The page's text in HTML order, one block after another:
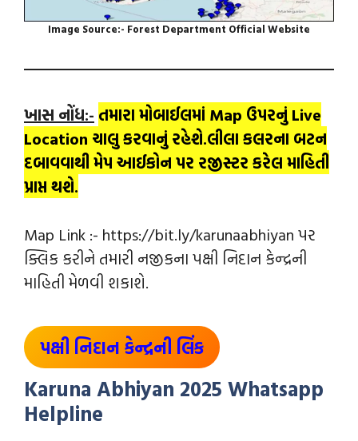
Image Source:- Forest Department Official Website
ખાસ નોંધ:- તમારા મોબાઈલમાં Map ઉપરનું Live
Location ચાલુ કરવાનું રહેશે.લીલા કલરના બટન
દબાવવાથી મેપ આઈકોન પર રજીસ્ટર કરેલ માહિતી
પ્રાપ્ત થશે.
Map Link :- https://bit.ly/karunaabhiyan પર
ક્લિક કરીને તમારી નજીકના પક્ષી નિદાન કેન્દ્રની
માહિતી મેળવી શકાશે.
પક્ષી નિદાન કેન્‍દ્રની લિંક
Karuna Abhiyan 2025 Whatsapp
Helpline